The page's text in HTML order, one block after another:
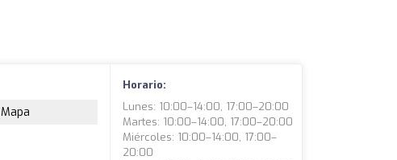
Mapa
Horario:
Lunes: 10:00–14:00, 17:00–20:00
Martes: 10:00–14:00, 17:00–20:00
Miércoles: 10:00–14:00, 17:00–
20:00